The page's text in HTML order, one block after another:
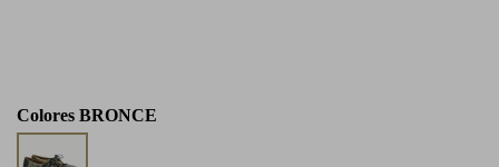
Colores BRONCE